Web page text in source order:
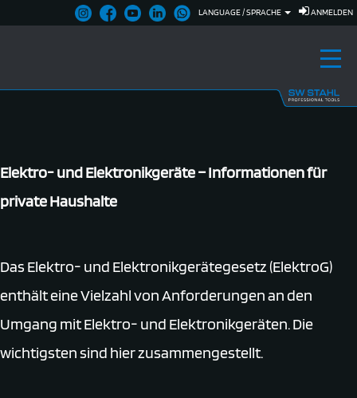
ANMELDEN
LANGUAGE / SPRACHE
Elektro- und Elektronikgeräte – Informationen für
private Haushalte
Das Elektro- und Elektronikgerätegesetz (ElektroG)
enthält eine Vielzahl von Anforderungen an den
Umgang mit Elektro- und Elektronikgeräten. Die
wichtigsten sind hier zusammengestellt.